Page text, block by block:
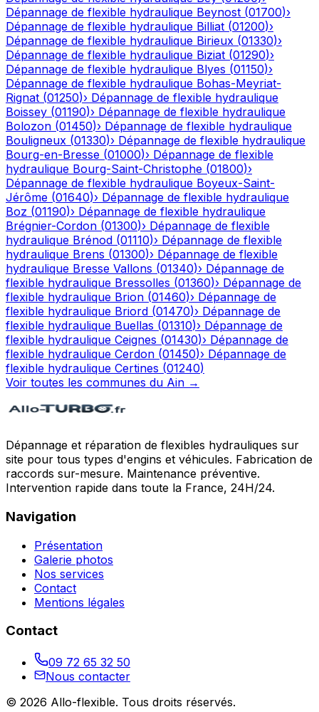
Dépannage de flexible hydraulique Beynost (01700)›
Dépannage de flexible hydraulique Billiat (01200)›
Dépannage de flexible hydraulique Birieux (01330)›
Dépannage de flexible hydraulique Biziat (01290)›
Dépannage de flexible hydraulique Blyes (01150)›
Dépannage de flexible hydraulique Bohas-Meyriat-
Rignat (01250)› Dépannage de flexible hydraulique
Boissey (01190)› Dépannage de flexible hydraulique
Bolozon (01450)› Dépannage de flexible hydraulique
Bouligneux (01330)› Dépannage de flexible hydraulique
Bourg-en-Bresse (01000)› Dépannage de flexible
hydraulique Bourg-Saint-Christophe (01800)›
Dépannage de flexible hydraulique Boyeux-Saint-
Jérôme (01640)› Dépannage de flexible hydraulique
Boz (01190)› Dépannage de flexible hydraulique
Brégnier-Cordon (01300)› Dépannage de flexible
hydraulique Brénod (01110)› Dépannage de flexible
hydraulique Brens (01300)› Dépannage de flexible
hydraulique Bresse Vallons (01340)› Dépannage de
flexible hydraulique Bressolles (01360)› Dépannage de
flexible hydraulique Brion (01460)› Dépannage de
flexible hydraulique Briord (01470)› Dépannage de
flexible hydraulique Buellas (01310)› Dépannage de
flexible hydraulique Ceignes (01430)› Dépannage de
flexible hydraulique Cerdon (01450)› Dépannage de
flexible hydraulique Certines (01240)
Voir toutes les communes du Ain →
Dépannage et réparation de flexibles hydrauliques sur
site pour tous types d'engins et véhicules. Fabrication de
raccords sur-mesure. Maintenance préventive.
Intervention rapide dans toute la France, 24H/24.
Navigation
Présentation
Galerie photos
Nos services
Contact
Mentions légales
Contact
09 72 65 32 50
Nous contacter
© 2026 Allo-flexible. Tous droits réservés.